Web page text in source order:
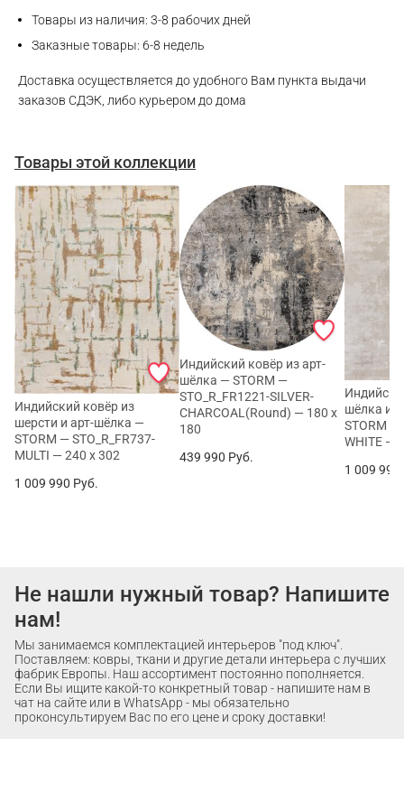
Товары из наличия: 3-8 рабочих дней
Заказные товары: 6-8 недель
Доставка осуществляется до удобного Вам пункта выдачи
заказов СДЭК, либо курьером до дома
Товары этой коллекции
Индийский ковёр из
шерсти и арт-шёлка —
STORM — STO_R_FR737-
MULTI — 240 x 302
1 009 990 Руб.
Индийский ковёр из арт-
шёлка — STORM —
STO_R_FR1221-SILVER-
CHARCOAL(Round) — 180 x
180
439 990 Руб.
шёлка и
STORM —
WHITE —
1 009 990
Не нашли нужный товар? Напишите
нам!
Мы занимаемся комплектацией интерьеров "под ключ".
Поставляем: ковры, ткани и другие детали интерьера с лучших
фабрик Европы. Наш ассортимент постоянно пополняется.
Если Вы ищите какой-то конкретный товар - напишите нам в
чат на сайте или в WhatsApp - мы обязательно
проконсультируем Вас по его цене и сроку доставки!